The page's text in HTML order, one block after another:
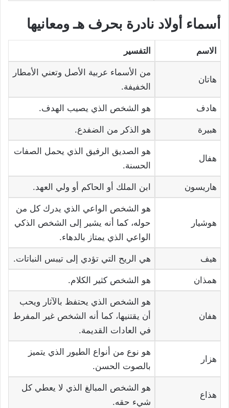
أسماء أولاد نادرة بحرف هـ ومعانيها
الاسم التفسير
هاتان
من الأسماء عربية الأصل وتعني الأمطار
الخفيفة.
هادف هو الشخص الذي يصيب الهدف.
هبيرة هو الذكر من الضفدع.
هفال
هو الصديق الرفيق الذي يحمل الصفات
الحسنة.
هاريسون ابن الملك أو الحاكم أو ولي العهد.
هوشيار
هو الشخص الواعي الذي يدرك كل من
حوله، كما أنه يشير إلى الشخص الذكي
الواعي الذي يمتاز بالدهاء.
هيف هي الريح التي تؤدي إلى تيبس النباتات.
همذان هو الشخص كثير الكلام.
هفان
هو الشخص الذي يحتفظ بالآثار ويحب
أن يقتنيها، كما أنه الشخص غير المفرط
في العادات القديمة.
هزار
هو نوع من أنواع الطيور الذي يتميز
بالصوت الحسن.
هذاع
هو الشخص المبالغ الذي لا يعطي كل
شيء حقه.